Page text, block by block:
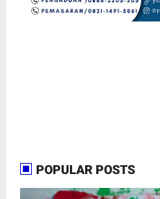
POPULAR POSTS